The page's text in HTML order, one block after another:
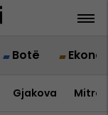
Botë
Gjakova